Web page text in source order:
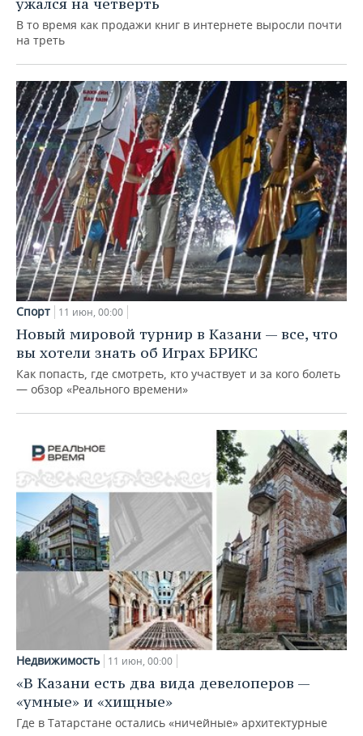
ужался на четверть
В то время как продажи книг в интернете выросли почти
на треть
Спорт 11 июн, 00:00
Новый мировой турнир в Казани — все, что
вы хотели знать об Играх БРИКС
Как попасть, где смотреть, кто участвует и за кого болеть
— обзор «Реального времени»
Недвижимость 11 июн, 00:00
«В Казани есть два вида девелоперов —
«умные» и «хищные»
Где в Татарстане остались «ничейные» архитектурные